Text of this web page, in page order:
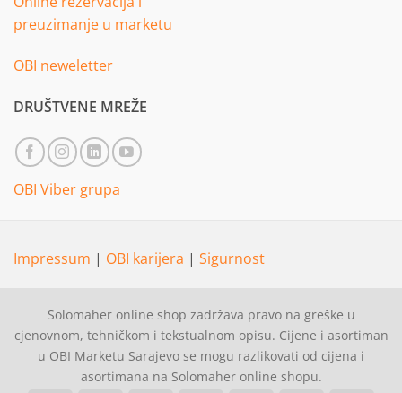
preuzimanje u marketu
OBI neweletter
DRUŠTVENE MREŽE
OBI Viber grupa
Impressum | OBI karijera | Sigurnost
Solomaher online shop zadržava pravo na greške u
cjenovnom, tehničkom i tekstualnom opisu. Cijene i asortiman
u OBI Marketu Sarajevo se mogu razlikovati od cijena i
asortimana na Solomaher online shopu.